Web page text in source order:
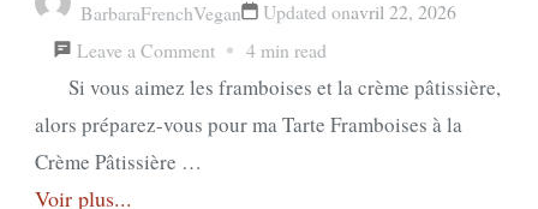
BarbaraFrenchVegan Updated onavril 22, 2026
Leave a Commenton
Tarte
Framboises
4 min read
Si vous aimez les framboises et la crème pâtissière,
alors préparez-vous pour ma Tarte Framboises à la
Crème Pâtissière …
Voir plus...